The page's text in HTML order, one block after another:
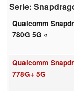
Serie:
Qualcomm
780G 5G «
Qualcomm
778G+ 5G